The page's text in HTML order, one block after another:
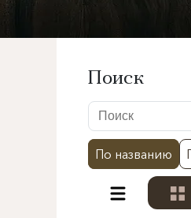
Поиск
По названию
Разделы